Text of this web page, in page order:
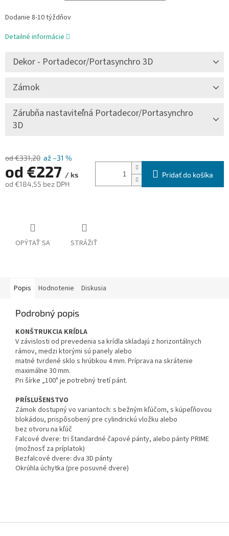
Dodanie 8-10 týždňov
Detailné informácie
OPÝTAŤ SA STRÁŽIŤ
Dekor - Portadecor/Portasynchro 3D
Zámok
Zárubňa nastaviteľná Portadecor/Portasynchro
3D
od €331,20 až –31 %
od €227 / ks
od €184,55 bez DPH
Pridať do košíka
Popis Hodnotenie Diskusia
Podrobný popis
KONŠTRUKCIA KRÍDLA
V závislosti od prevedenia sa krídla skladajú z horizontálnych
rámov, medzi ktorými sú panely alebo
matné tvrdené sklo s hrúbkou 4 mm. Príprava na skrátenie
maximálne 30 mm.
Pri šírke „100" je potrebný tretí pánt.
PRÍSLUŠENSTVO
Zámok dostupný vo variantoch: s bežným kľúčom, s kúpeľňovou
blokádou, prispôsobený pre cylindrickú vložku alebo
bez otvoru na kľúč
Falcové dvere: tri štandardné čapové pánty, alebo pánty PRIME
(možnosť za príplatok)
Bezfalcové dvere: dva 3D pánty
Okrúhla úchytka (pre posuvné dvere)